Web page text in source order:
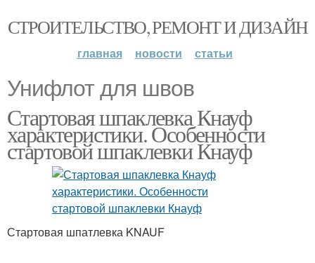
СТРОИТЕЛЬСТВО, РЕМОНТ И ДИЗАЙН
главная новости статьи
Унифлот для швов
Стартовая шпаклевка Кнауф
характеристики. Особенности
стартовой шпаклевки Кнауф
Стартовая шпатлевка KNAUF